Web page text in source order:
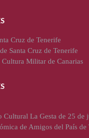
Cruz de Tenerife
Santa Cruz de Tenerife
Militar de Canarias
Cultural La Gesta de 25 de
de Amigos del País de